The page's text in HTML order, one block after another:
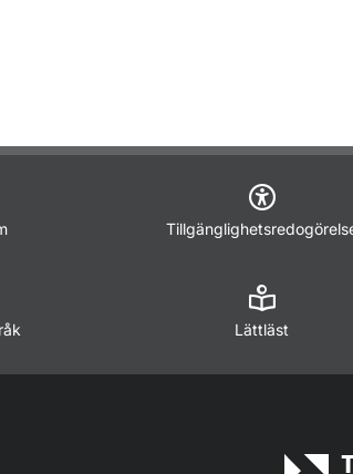
Lättläst